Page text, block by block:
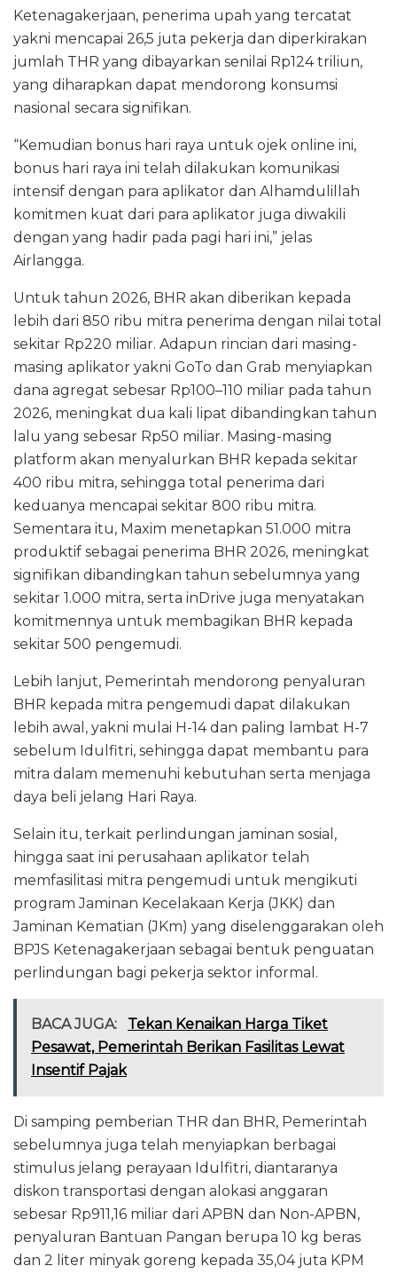
Ketenagakerjaan, penerima upah yang tercatat
yakni mencapai 26,5 juta pekerja dan diperkirakan
jumlah THR yang dibayarkan senilai Rp124 triliun,
yang diharapkan dapat mendorong konsumsi
nasional secara signifikan.
“Kemudian bonus hari raya untuk ojek online ini,
bonus hari raya ini telah dilakukan komunikasi
intensif dengan para aplikator dan Alhamdulillah
komitmen kuat dari para aplikator juga diwakili
dengan yang hadir pada pagi hari ini,” jelas
Airlangga.
Untuk tahun 2026, BHR akan diberikan kepada
lebih dari 850 ribu mitra penerima dengan nilai total
sekitar Rp220 miliar. Adapun rincian dari masing-
masing aplikator yakni GoTo dan Grab menyiapkan
dana agregat sebesar Rp100–110 miliar pada tahun
2026, meningkat dua kali lipat dibandingkan tahun
lalu yang sebesar Rp50 miliar. Masing-masing
platform akan menyalurkan BHR kepada sekitar
400 ribu mitra, sehingga total penerima dari
keduanya mencapai sekitar 800 ribu mitra.
Sementara itu, Maxim menetapkan 51.000 mitra
produktif sebagai penerima BHR 2026, meningkat
signifikan dibandingkan tahun sebelumnya yang
sekitar 1.000 mitra, serta inDrive juga menyatakan
komitmennya untuk membagikan BHR kepada
sekitar 500 pengemudi.
Lebih lanjut, Pemerintah mendorong penyaluran
BHR kepada mitra pengemudi dapat dilakukan
lebih awal, yakni mulai H-14 dan paling lambat H-7
sebelum Idulfitri, sehingga dapat membantu para
mitra dalam memenuhi kebutuhan serta menjaga
daya beli jelang Hari Raya.
Selain itu, terkait perlindungan jaminan sosial,
hingga saat ini perusahaan aplikator telah
memfasilitasi mitra pengemudi untuk mengikuti
program Jaminan Kecelakaan Kerja (JKK) dan
Jaminan Kematian (JKm) yang diselenggarakan oleh
BPJS Ketenagakerjaan sebagai bentuk penguatan
perlindungan bagi pekerja sektor informal.
BACA JUGA:
Tekan Kenaikan Harga Tiket
Pesawat, Pemerintah Berikan Fasilitas Lewat
Insentif Pajak
Di samping pemberian THR dan BHR, Pemerintah
sebelumnya juga telah menyiapkan berbagai
stimulus jelang perayaan Idulfitri, diantaranya
diskon transportasi dengan alokasi anggaran
sebesar Rp911,16 miliar dari APBN dan Non-APBN,
penyaluran Bantuan Pangan berupa 10 kg beras
dan 2 liter minyak goreng kepada 35,04 juta KPM